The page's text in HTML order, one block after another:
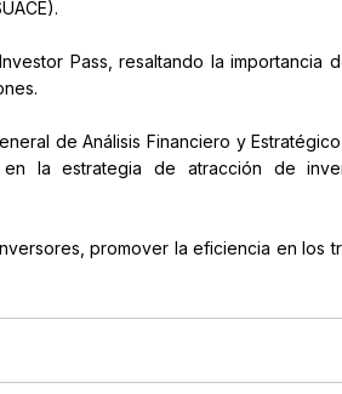
Pass, resaltando la importancia
de Análisis Financiero y
la estrategia de atracción de
promover la eficiencia en los